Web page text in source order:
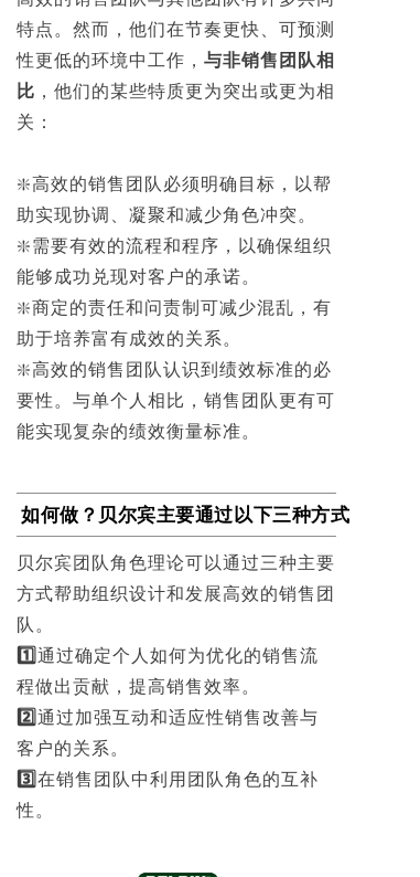
特点。然而，他们在节奏更快、可预测
性更低的环境中工作， 与非销售团队相
比 ，他们的某些特质更为突出或更为相
关：
❇️高效的销售团队必须明确目标，以帮
助实现协调、凝聚和减少角色冲突。
❇️需要有效的流程和程序，以确保组织
能够成功兑现对客户的承诺。
❇️商定的责任和问责制可减少混乱，有
助于培养富有成效的关系。
❇️高效的销售团队认识到绩效标准的必
要性。与单个人相比，销售团队更有可
能实现复杂的绩效衡量标准。
如何做？贝尔宾主要通过以下三种方式：
贝尔宾团队角色理论可以通过三种主要
方式帮助组织设计和发展高效的销售团
队。
1️⃣ 通过确定个人如何为优化的销售流
程做出贡献，提高销售效率。
2️⃣ 通过加强互动和适应性销售改善与
客户的关系。
3️⃣ 在销售团队中利用团队角色的互补
性。